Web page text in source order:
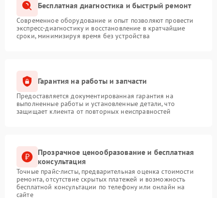
Бесплатная диагностика и быстрый ремонт
Современное оборудование и опыт позволяют провести
экспресс-диагностику и восстановление в кратчайшие
сроки, минимизируя время без устройства
Гарантия на работы и запчасти
Предоставляется документированная гарантия на
выполненные работы и установленные детали, что
защищает клиента от повторных неисправностей
Прозрачное ценообразование и бесплатная
консультация
Точные прайс-листы, предварительная оценка стоимости
ремонта, отсутствие скрытых платежей и возможность
бесплатной консультации по телефону или онлайн на
сайте